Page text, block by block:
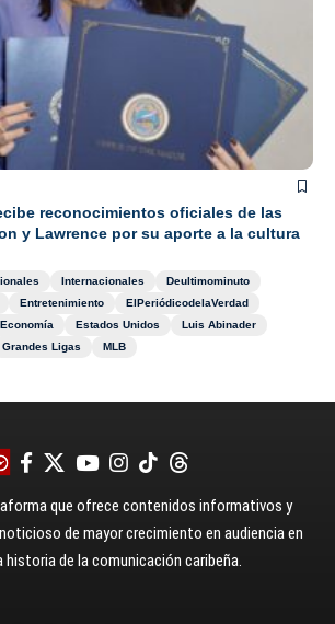
reconocimientos oficiales de las
y Lawrence por su aporte a la cultura
Internacionales
Deultimominuto
Entretenimiento
ElPeriódicodelaVerdad
Economía Estados Unidos
Luis Abinader
Grandes Ligas MLB
que ofrece contenidos informativos y
de mayor crecimiento en audiencia en
historia de la comunicación caribeña.